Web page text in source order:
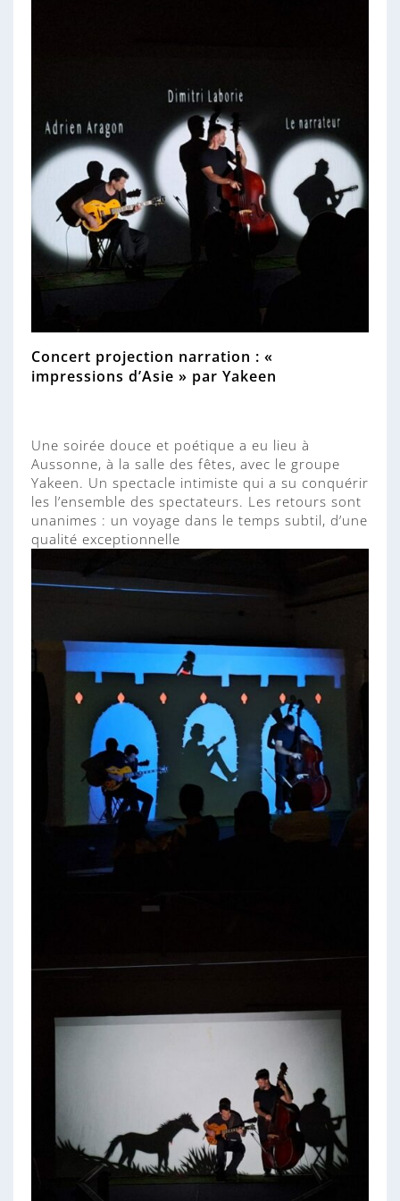
Concert projection narration : «
impressions d’Asie » par Yakeen
Une soirée douce et poétique a eu lieu à
Aussonne, à la salle des fêtes, avec le groupe
Yakeen. Un spectacle intimiste qui a su conquérir
les l’ensemble des spectateurs. Les retours sont
unanimes : un voyage dans le temps subtil, d’une
qualité exceptionnelle